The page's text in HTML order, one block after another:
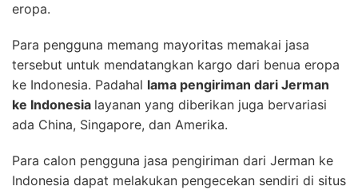
eropa.
Para pengguna memang mayoritas memakai jasa
tersebut untuk mendatangkan kargo dari benua eropa
ke Indonesia. Padahal lama pengiriman dari Jerman
ke Indonesia layanan yang diberikan juga bervariasi
ada China, Singapore, dan Amerika.
Para calon pengguna jasa pengiriman dari Jerman ke
Indonesia dapat melakukan pengecekan sendiri di situs